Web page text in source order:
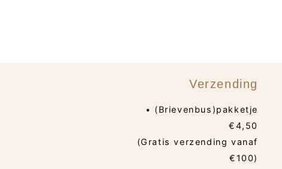
Verzending
• (Brievenbus)pakketje
€4,50
(Gratis verzending vanaf
€100)